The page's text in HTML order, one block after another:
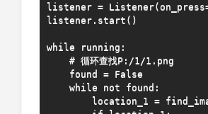
listener =
listener.start()
while running:
# 循环查找P:/1/1.png
found = False
while not found:
location_1 =